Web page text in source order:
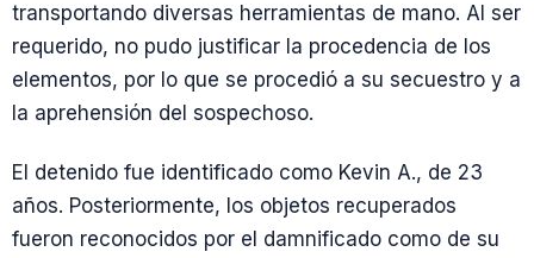
transportando diversas herramientas de mano. Al ser
requerido, no pudo justificar la procedencia de los
elementos, por lo que se procedió a su secuestro y a
la aprehensión del sospechoso.
El detenido fue identificado como Kevin A., de 23
años. Posteriormente, los objetos recuperados
fueron reconocidos por el damnificado como de su